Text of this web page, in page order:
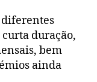
diferentes
duração,
bem
ainda